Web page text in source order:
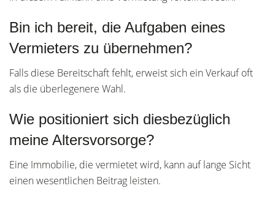
Bin ich bereit, die Aufgaben eines
Vermieters zu übernehmen?
Falls diese Bereitschaft fehlt, erweist sich ein Verkauf oft
als die überlegenere Wahl.
Wie positioniert sich diesbezüglich
meine Altersvorsorge?
Eine Immobilie, die vermietet wird, kann auf lange Sicht
einen wesentlichen Beitrag leisten.